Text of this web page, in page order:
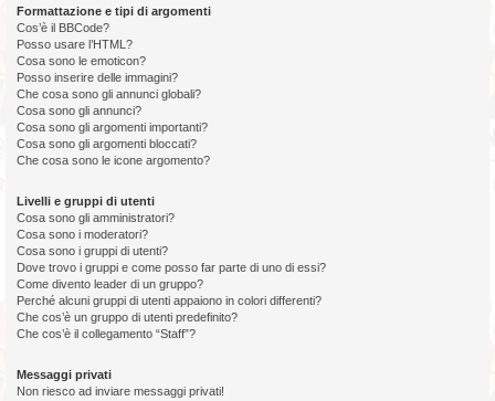
Formattazione e tipi di argomenti
Cos’è il BBCode?
Posso usare l’HTML?
Cosa sono le emoticon?
Posso inserire delle immagini?
Che cosa sono gli annunci globali?
Cosa sono gli annunci?
Cosa sono gli argomenti importanti?
Cosa sono gli argomenti bloccati?
Che cosa sono le icone argomento?
Livelli e gruppi di utenti
Cosa sono gli amministratori?
Cosa sono i moderatori?
Cosa sono i gruppi di utenti?
Dove trovo i gruppi e come posso far parte di uno di essi?
Come divento leader di un gruppo?
Perché alcuni gruppi di utenti appaiono in colori differenti?
Che cos’è un gruppo di utenti predefinito?
Che cos’è il collegamento “Staff”?
Messaggi privati
Non riesco ad inviare messaggi privati!